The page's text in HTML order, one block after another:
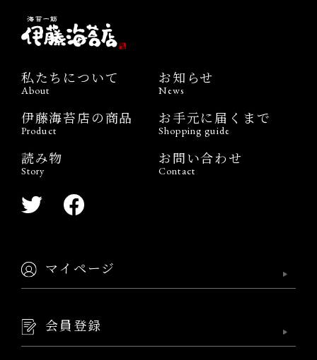
私たちについて
About
お知らせ
News
伊藤海苔店の商品
Product
お手元に届くまで
Shopping guide
読み物
Story
お問い合わせ
Contact
マイページ
会員登録